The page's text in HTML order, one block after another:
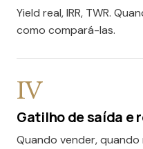
Yield real, IRR, TWR.
como compará-las.
IV
Gatilho de saída e
Quando vender,